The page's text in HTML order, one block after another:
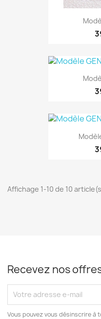
Affichage 1-10 de 10
Recevez nos
Vous pouvez vous désinscrire à